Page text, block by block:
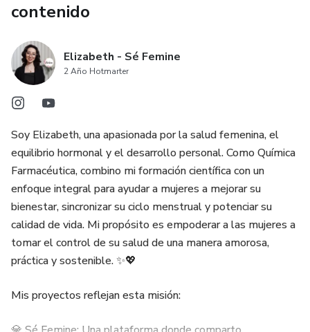
contenido
Elizabeth - Sé Femine
2 Año Hotmarter
Soy Elizabeth, una apasionada por la salud femenina, el
equilibrio hormonal y el desarrollo personal. Como Química
Farmacéutica, combino mi formación científica con un
enfoque integral para ayudar a mujeres a mejorar su
bienestar, sincronizar su ciclo menstrual y potenciar su
calidad de vida. Mi propósito es empoderar a las mujeres a
tomar el control de su salud de una manera amorosa,
práctica y sostenible. ✨💖
Mis proyectos reflejan esta misión: